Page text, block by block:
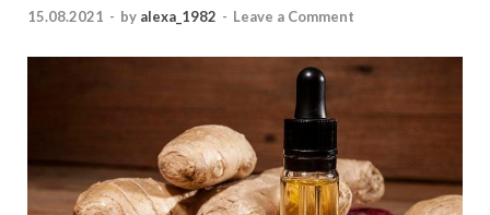
15.08.2021 - by alexa_1982 - Leave a Comment